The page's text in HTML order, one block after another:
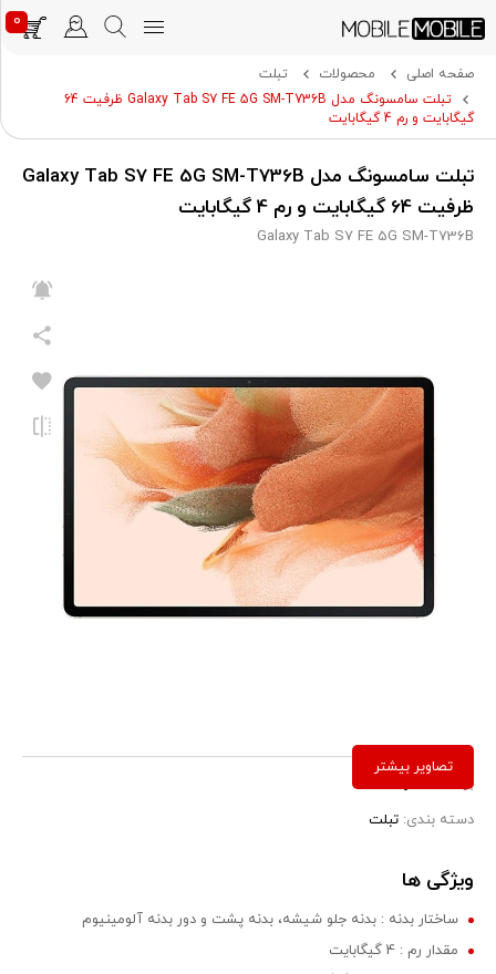
0
صفحه اصلی محصولات
تبلت
تبلت سامسونگ مدل Galaxy Tab S7 FE 5G SM-T736B ظرفیت 64
گیگابایت و رم 4 گیگابایت
تبلت سامسونگ مدل Galaxy Tab S7 FE 5G SM-T736B
ظرفیت 64 گیگابایت و رم 4 گیگابایت
Galaxy Tab S7 FE 5G SM-T736B
برند:
دسته بندی: تبلت
ویژگی ها
ساختار بدنه : بدنه جلو شیشه، بدنه پشت و دور بدنه آلومینیوم
مقدار رم : 4 گیگابایت